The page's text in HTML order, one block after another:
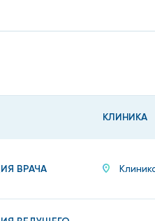
КЛИНИКА
ВРАЧА